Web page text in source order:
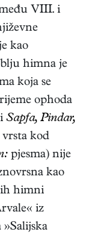
VIII. i
kao
himna je
koja se
ophoda
Sapfa, Pindar,
kod
pjesma) nije
kao
himni
iz